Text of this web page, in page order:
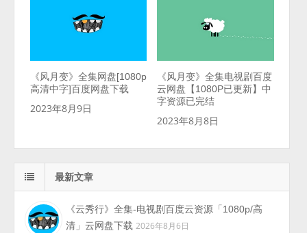
《风月变》全集网盘[1080p
高清中字]百度网盘下载
2023年8月9日
《风月变》全集电视剧百度
云网盘【1080P已更新】中
字资源已完结
2023年8月8日
最新文章
《云秀行》全集-电视剧百度云资源「1080p/高
清」云网盘下载 2026年8月6日